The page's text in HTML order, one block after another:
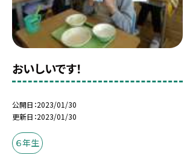
おいしいです！
公開日 2023/01/30
更新日 2023/01/30
６年生